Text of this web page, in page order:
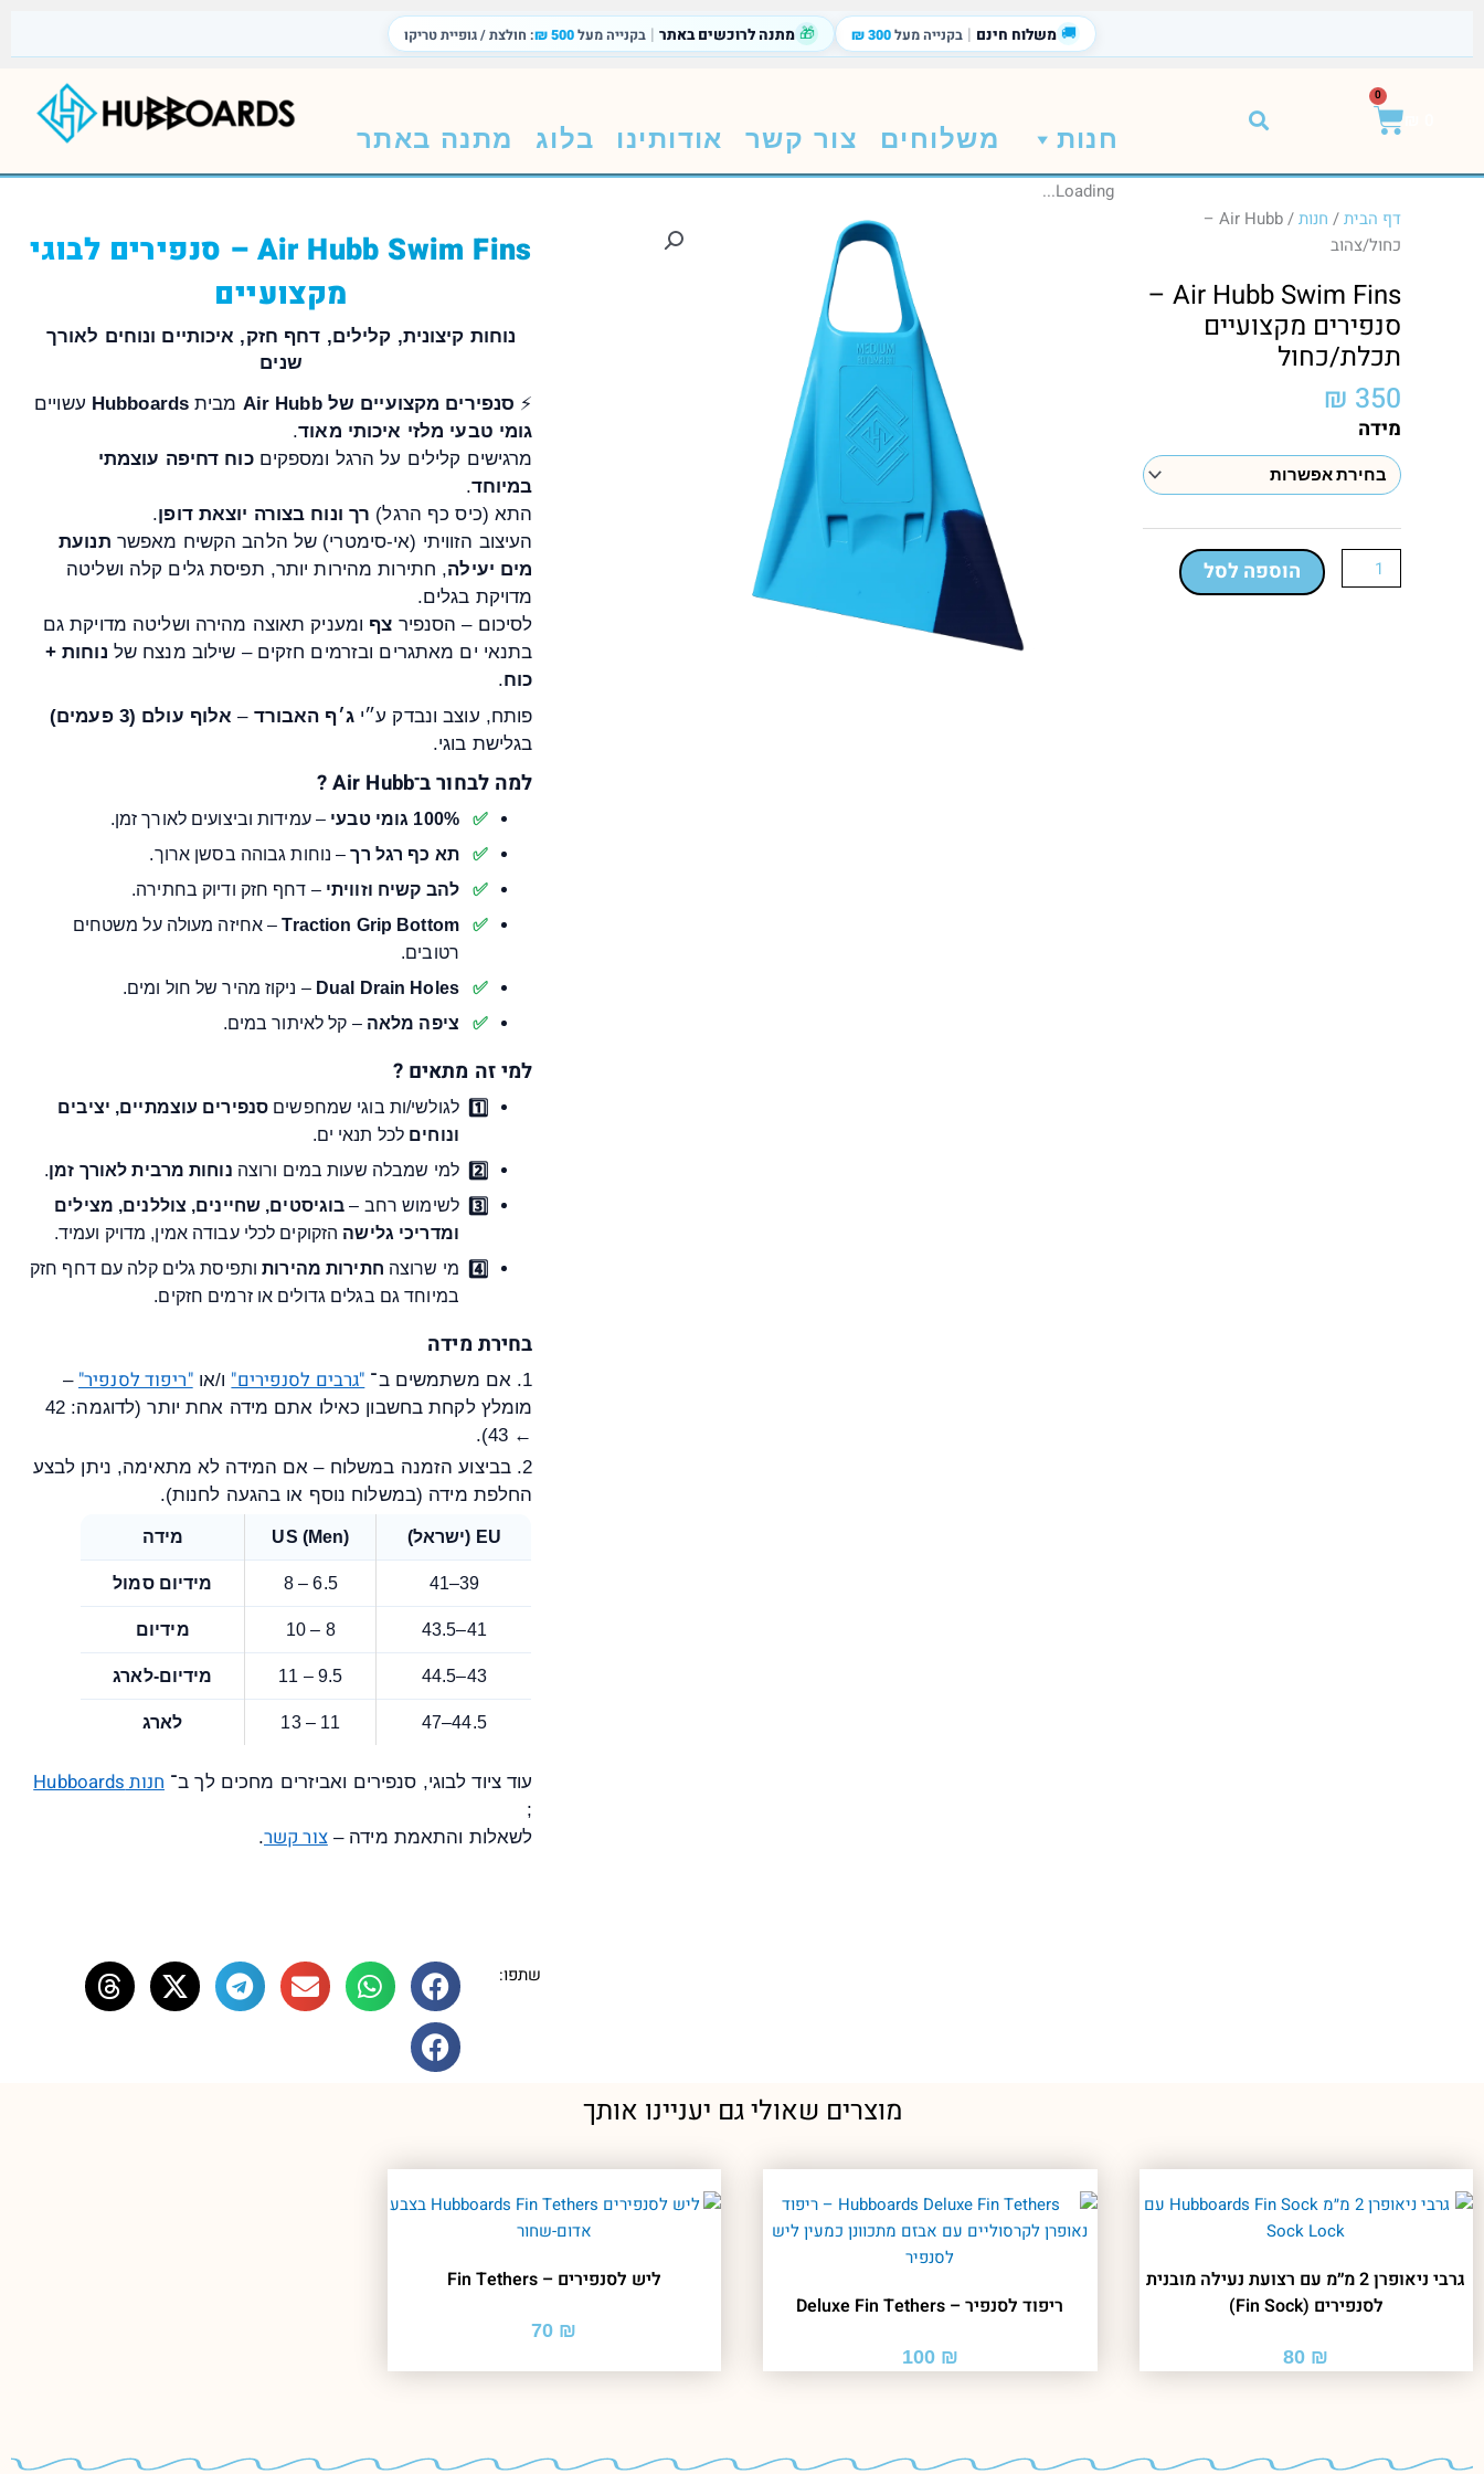
🚚 משלוח חינם | בקנייה מעל300 ₪
🎁 מתנה לרוכשים באתר | בקנייה מעל500 ₪ : חולצת / גופיית טריקו
0
עגלת
קניות חנות משלוחים צור קשר אודותינו בלוג מתנה באתר
דף הבית/ חנות/
Air Hubb –
כחול/צהוב
Air Hubb Swim Fins –
סנפירים מקצועיים
תכלת/כחול
₪ 350
מידה
כמות
של
Air
Swim
Fins
–
הוספה לסל
Loading...
Air Hubb Swim Fins – סנפירים לבוגי
מקצועיים
נוחות קיצונית, קלילים, דחף חזק, איכותיים ונוחים לאורך
שנים
⚡ סנפירים מקצועיים של Air Hubb מבית Hubboards עשויים
גומי טבעי מלזי איכותי מאוד.
מרגישים קלילים על הרגל ומספקיםכוח דחיפה עוצמתי
במיוחד.
התא (כיס כף הרגל) רך ונוח בצורה יוצאת דופן.
העיצוב הזוויתי (אי-סימטרי) של הלהב הקשיח מאפשר תנועת
מים יעילה, חתירות מהירות יותר, תפיסת גלים קלה ושליטה
מדויקת בגלים.
לסיכום – הסנפיר צף ומעניק תאוצה מהירה ושליטה מדויקת גם
בתנאי ים מאתגרים ובזרמים חזקים – שילוב מנצח של נוחות +
כוח.
פותח, עוצב ונבדק ע״יג׳ף האבורד – אלוף עולם (3 פעמים)
בגלישת בוגי.
למה לבחור ב־Air Hubb ?
100% גומי טבעי
– עמידות וביצועים לאורך זמן.
תא כף רגל רך– נוחות גבוהה בסשן ארוך.
להב קשיח וזוויתי – דחף חזק ודיוק בחתירה.
Traction Grip Bottom– אחיזה מעולה על משטחים
רטובים.
Dual Drain Holes – ניקוז מהיר של חול ומים.
ציפה מלאה – קל לאיתור במים.
למי זה מתאים ?
לגולשי/ות בוגי שמחפשים סנפירים עוצמתיים, יציבים
ונוחים לכל תנאי ים.
למי שמבלה שעות במים ורוצה נוחות מרבית לאורך זמן.
לשימוש רחב – בוגיסטים, שחיינים, צוללנים, מצילים
ומדריכי גלישה הזקוקים לכלי עבודה אמין, מדויק ועמיד.
מי שרוצה חתירות מהירותותפיסת גלים קלה עם דחף חזק
במיוחד גם בגלים גדולים או זרמים חזקים.
בחירת מידה
1. אם משתמשים ב־ "גרבים לסנפירים" ו/או"ריפוד לסנפיר" –
מומלץ לקחת בחשבון כאילו אתם מידה אחת יותר (לדוגמה: 42
← 43).
2. בביצוע הזמנה במשלוח – אם המידה לא מתאימה, ניתן לבצע
החלפת מידה (במשלוח נוסף או בהגעה לחנות).
EU (ישראל) US (Men) מידה
39–41
6.5 – 8 מידיום סמול
41–43.5
8 – 10 מידיום
43–44.5
9.5 – 11 מידיום-לארג
44.5–47
11 – 13 לארג
עוד ציוד לבוגי, סנפירים ואביזרים מחכים לך ב־ חנות Hubboards
;
לשאלות והתאמת מידה –צור קשר.
שתפו:
מוצרים שאולי גם יעניינו אותך
גרבי ניאופרן 2 מ״מ עם רצועת נעילה מובנית
לסנפירים (Fin Sock)
₪
ריפוד לסנפיר – Deluxe Fin Tethers
₪
100
ליש לסנפירים – Fin Tethers
₪